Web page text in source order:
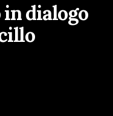
dialogo